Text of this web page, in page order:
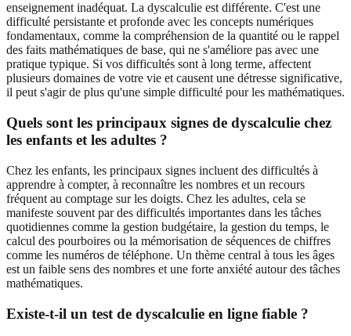
enseignement inadéquat. La dyscalculie est différente. C'est une
difficulté persistante et profonde avec les concepts numériques
fondamentaux, comme la compréhension de la quantité ou le rappel
des faits mathématiques de base, qui ne s'améliore pas avec une
pratique typique. Si vos difficultés sont à long terme, affectent
plusieurs domaines de votre vie et causent une détresse significative,
il peut s'agir de plus qu'une simple difficulté pour les mathématiques.
Quels sont les principaux signes de dyscalculie chez
les enfants et les adultes ?
Chez les enfants, les principaux signes incluent des difficultés à
apprendre à compter, à reconnaître les nombres et un recours
fréquent au comptage sur les doigts. Chez les adultes, cela se
manifeste souvent par des difficultés importantes dans les tâches
quotidiennes comme la gestion budgétaire, la gestion du temps, le
calcul des pourboires ou la mémorisation de séquences de chiffres
comme les numéros de téléphone. Un thème central à tous les âges
est un faible sens des nombres et une forte anxiété autour des tâches
mathématiques.
Existe-t-il un test de dyscalculie en ligne fiable ?